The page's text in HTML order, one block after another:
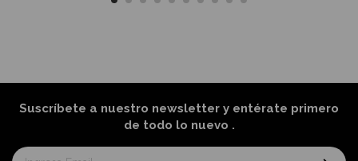
Suscríbete a nuestro newsletter y entérate primero
de todo lo nuevo .
Suscríbase